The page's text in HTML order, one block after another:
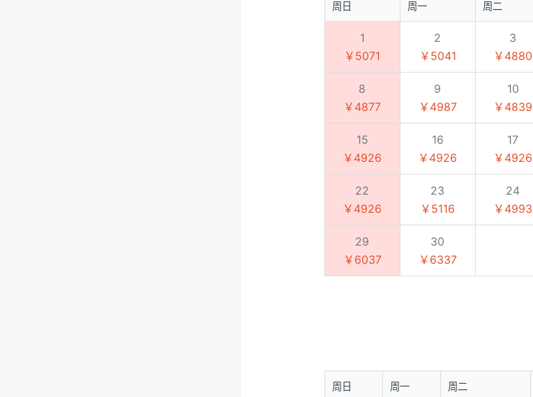
周日 周一 周二
1
￥5071
2
￥5041
3
￥4880
8
￥4877
9
￥4987
10
￥4839
15
￥4926
16
￥4926
17
￥4926
22
￥4926
23
￥5116
24
￥4993
29
￥6037
30
￥6337
周日 周一 周二